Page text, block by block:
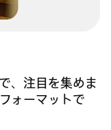
、注目を集めま
ォーマットで